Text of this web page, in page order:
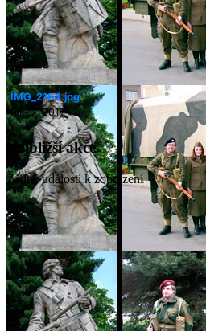
IMG_2164.jpg
Říj 27, 2017
Nejbližší akce
Žádné události k zobrazení